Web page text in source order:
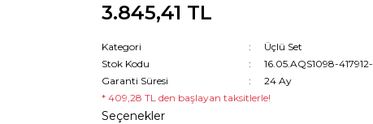
3.845,41 TL
Kategori
Üçlü Set
Stok Kodu
16.05.AQS1098-
Garanti Süresi
24 Ay
* 409,28 TL den başlayan taksitlerle!
Seçenekler